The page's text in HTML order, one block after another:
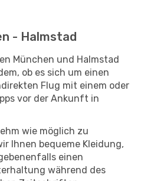
- Halmstad
München und Halmstad
ob es sich um einen
Flug mit einem oder
vor der Ankunft in
wie möglich zu
Ihnen bequeme Kleidung,
einen
während des